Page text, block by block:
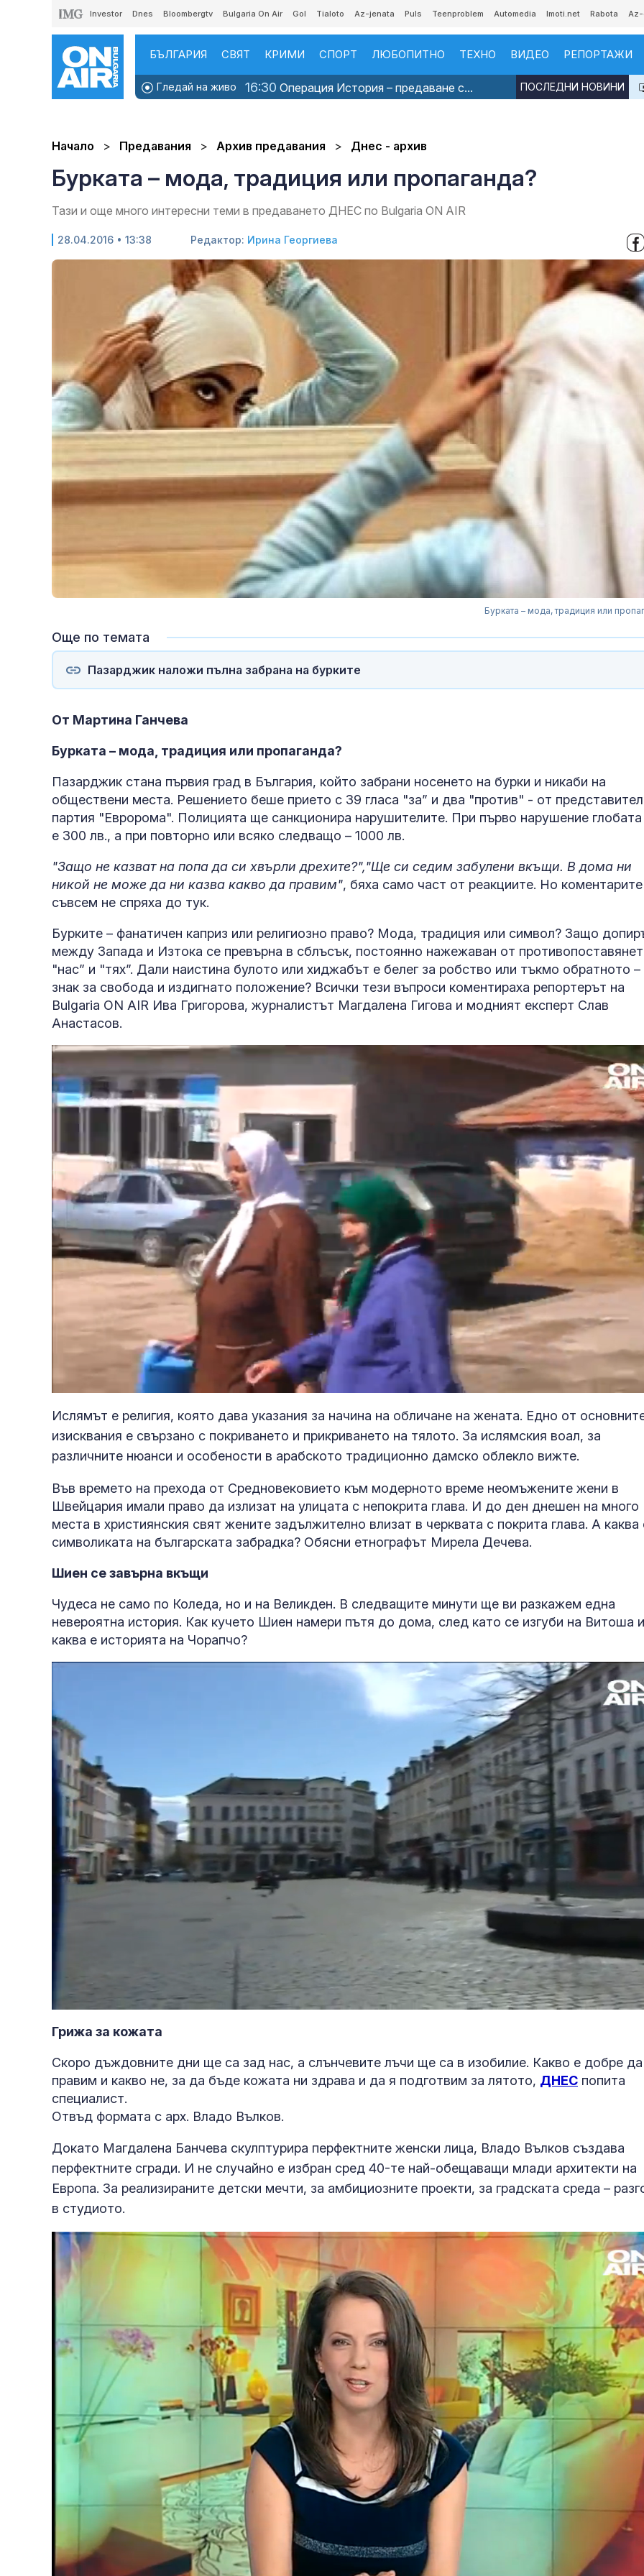
Investor Dnes Bloombergtv Bulgaria On Air Gol Tialoto Az-jenata Puls Teenproblem Automedia Imoti.net Rabota
БЪЛГАРИЯ СВЯТ КРИМИ СПОРТ ЛЮБОПИТНО ТЕХНО ВИДЕО РЕПОРТАЖИ
Гледай на живо 16:30 Операция История – предаване с... ПОСЛЕДНИ НОВИНИ
Начало Предавания Архив предавания Днес - архив
Бурката – мода, традиция или пропаганда?
Тази и още много интересни теми в предаването ДНЕС по Bulgaria ON AIR
28.04.2016 • 13:38 Редактор: Ирина Георгиева
Бурката – мода, традиция или
Още по темата
Пазарджик наложи пълна забрана на бурките
От Мартина Ганчева
Бурката – мода, традиция или пропаганда?
Пазарджик стана първия град в България, който забрани носенето на бурки и никаби на
обществени места. Решението беше прието с 39 гласа "за” и два "против" - от
партия "Евророма". Полицията ще санкционира нарушителите. При първо нарушение
е 300 лв., а при повторно или всяко следващо – 1000 лв.
"Защо не казват на попа да си хвърли дрехите?","Ще си седим забулени вкъщи. В дома ни
никой не може да ни казва какво да правим", бяха само част от реакциите. Но коментарите
съвсем не спряха до тук.
Бурките – фанатичен каприз или религиозно право? Мода, традиция или символ? Защо
между Запада и Изтока се превърна в сблъсък, постоянно нажежаван от
"нас” и "тях”. Дали наистина булото или хиджабът е белег за робство или тъкмо обратното –
знак за свобода и издигнато положение? Всички тези въпроси коментираха репортерът на
Bulgaria ON AIR Ива Григорова, журналистът Магдалена Гигова и модният експерт Слав
Анастасов.
Loaded
Ислямът е религия, която дава указания за начина на обличане на жената. Едно от
изисквания е свързано с покриването и прикриването на тялото. За ислямския воал, за
различните нюанси и особености в арабското традиционно дамско облекло вижте.
Във времето на прехода от Средновековието към модерното време неомъжените жени в
Швейцария имали право да излизат на улицата с непокрита глава. И до ден днешен на много
места в християнския свят жените задължително влизат в черквата с покрита глава. А каква
символиката на българската забрадка? Обясни етнографът Мирела Дечева.
Шиен се завърна вкъщи
Чудеса не само по Коледа, но и на Великден. В следващите минути ще ви разкажем една
невероятна история. Как кучето Шиен намери пътя до дома, след като се изгуби на Витоша и
каква е историята на Чорапчо?
Loaded
:
Грижа за кожата
Скоро дъждовните дни ще са зад нас, а слънчевите лъчи ще са в изобилие. Какво е добре да
правим и какво не, за да бъде кожата ни здрава и да я подготвим за лятото, ДНЕС попита
специалист.
Отвъд формата с арх. Владо Вълков.
Докато Магдалена Банчева скулптурира перфектните женски лица, Владо Вълков създава
перфектните сгради. И не случайно е избран сред 40-те най-обещаващи млади архитекти на
Европа. За реализираните детски мечти, за амбициозните проекти, за градската среда –
в студиото.
Loaded
отстраняването на
във Варна
Руска атака в Украйна:
13 убити и над 90
ранени
Д-р Спасова:
трябва да
Кървене
трябва ли да
Почти
кърмени
Как се
костите с
на